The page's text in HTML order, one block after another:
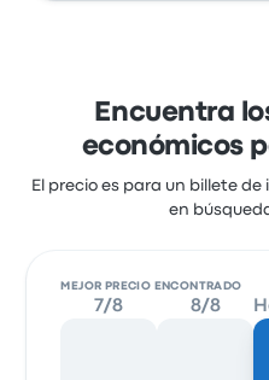
Encuentra
económicos
El precio es para un billete
en
MEJOR PRECIO ENCONTRADO
7/8 8/8